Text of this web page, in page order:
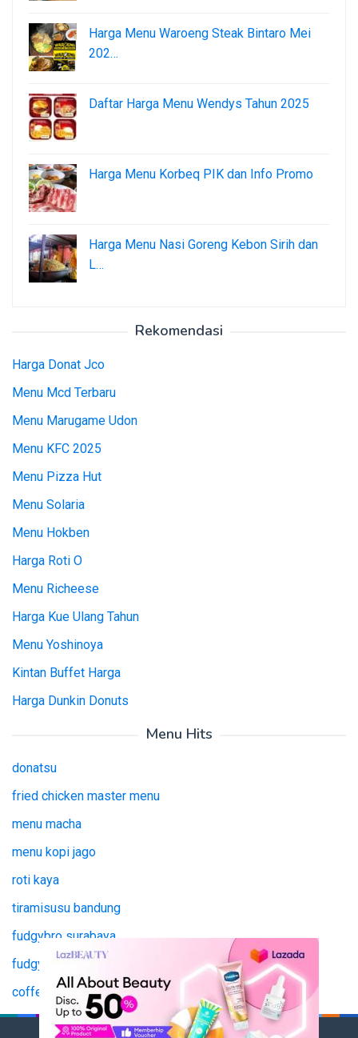
Harga Menu Waroeng Steak Bintaro Mei
202…
Daftar Harga Menu Wendys Tahun 2025
Harga Menu Korbeq PIK dan Info Promo
Harga Menu Nasi Goreng Kebon Sirih dan
L…
Rekomendasi
Harga Donat Jco
Menu Mcd Terbaru
Menu Marugame Udon
Menu KFC 2025
Menu Pizza Hut
Menu Solaria
Menu Hokben
Harga Roti O
Menu Richeese
Harga Kue Ulang Tahun
Menu Yoshinoya
Kintan Buffet Harga
Harga Dunkin Donuts
Menu Hits
donatsu
fried chicken master menu
menu macha
menu kopi jago
roti kaya
tiramisusu bandung
fudgybro surabaya
fudgy bro surabaya
coffee jago
tianlala menu